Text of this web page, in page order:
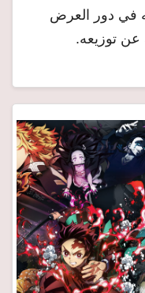
في دور العرض
عن توزيعه.